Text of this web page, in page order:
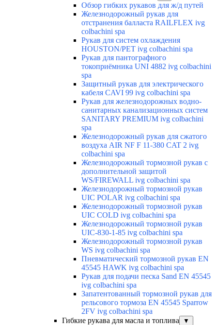
Обзор гибких рукавов для ж/д путей
Железнодорожный рукав для
отстранения балласта RAILFLEX ivg
colbachini spa
Рукав для систем охлаждения
HOUSTON/PET ivg colbachini spa
Рукав для пантографного
токоприёмника UNI 4882 ivg colbachini
spa
Защитный рукав для электрического
кабеля CAVI 99 ivg colbachini spa
Рукав для железнодорожных водно-
санитарных канализационных систем
SANITARY PREMIUM ivg colbachini
spa
Железнодорожный рукав для сжатого
воздуха AIR NF F 11-380 CAT 2 ivg
colbachini spa
Железнодорожный тормозной рукав с
дополнительной защитой
WS/FIREWALL ivg colbachini spa
Железнодорожный тормозной рукав
UIC POLAR ivg colbachini spa
Железнодорожный тормозной рукав
UIC COLD ivg colbachini spa
Железнодорожный тормозной рукав
UIC-830-1-85 ivg colbachini spa
Железнодорожный тормозной рукав
WS ivg colbachini spa
Пневматический тормозной рукав EN
45545 HAWK ivg colbachini spa
Рукав для подачи песка Sand EN 45545
ivg colbachini spa
Запатентованный тормозной рукав для
рельсового тормоза EN 45545 Sparrow
2FV ivg colbachini spa
Гибкие рукава для масла и топлива
▼